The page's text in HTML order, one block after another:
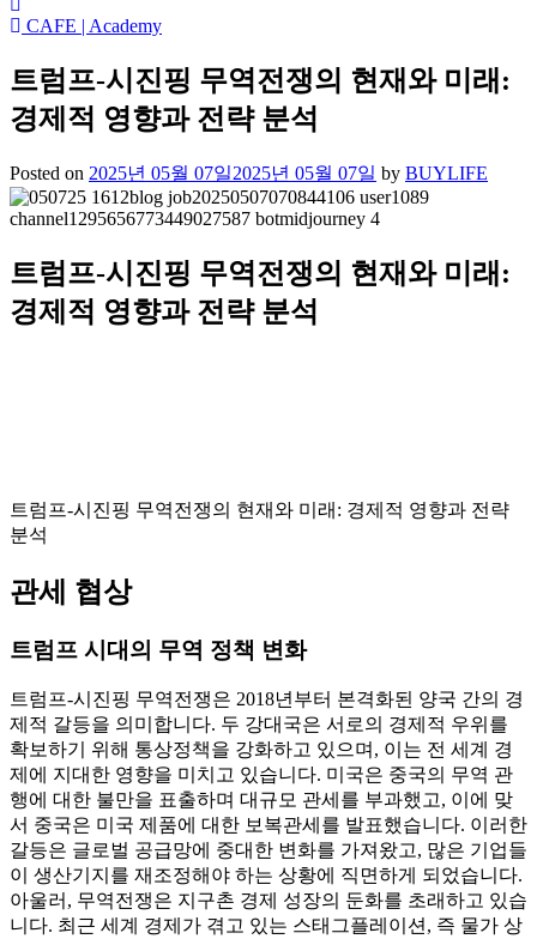
CAFE | Academy
트럼프-시진핑 무역전쟁의 현재와 미래:
경제적 영향과 전략 분석
Posted on 2025년 05월 07일2025년 05월 07일 by BUYLIFE
트럼프-시진핑 무역전쟁의 현재와 미래:
경제적 영향과 전략 분석
트럼프-시진핑 무역전쟁의 현재와 미래: 경제적 영향과 전략
분석
관세 협상
트럼프 시대의 무역 정책 변화
트럼프-시진핑 무역전쟁은 2018년부터 본격화된 양국 간의 경
제적 갈등을 의미합니다. 두 강대국은 서로의 경제적 우위를
확보하기 위해 통상정책을 강화하고 있으며, 이는 전 세계 경
제에 지대한 영향을 미치고 있습니다. 미국은 중국의 무역 관
행에 대한 불만을 표출하며 대규모 관세를 부과했고, 이에 맞
서 중국은 미국 제품에 대한 보복관세를 발표했습니다. 이러한
갈등은 글로벌 공급망에 중대한 변화를 가져왔고, 많은 기업들
이 생산기지를 재조정해야 하는 상황에 직면하게 되었습니다.
아울러, 무역전쟁은 지구촌 경제 성장의 둔화를 초래하고 있습
니다. 최근 세계 경제가 겪고 있는 스태그플레이션, 즉 물가 상